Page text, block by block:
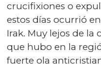
crucifixiones o
estos días ocurrió
Irak. Muy lejos de la
que hubo en la
fuerte ola